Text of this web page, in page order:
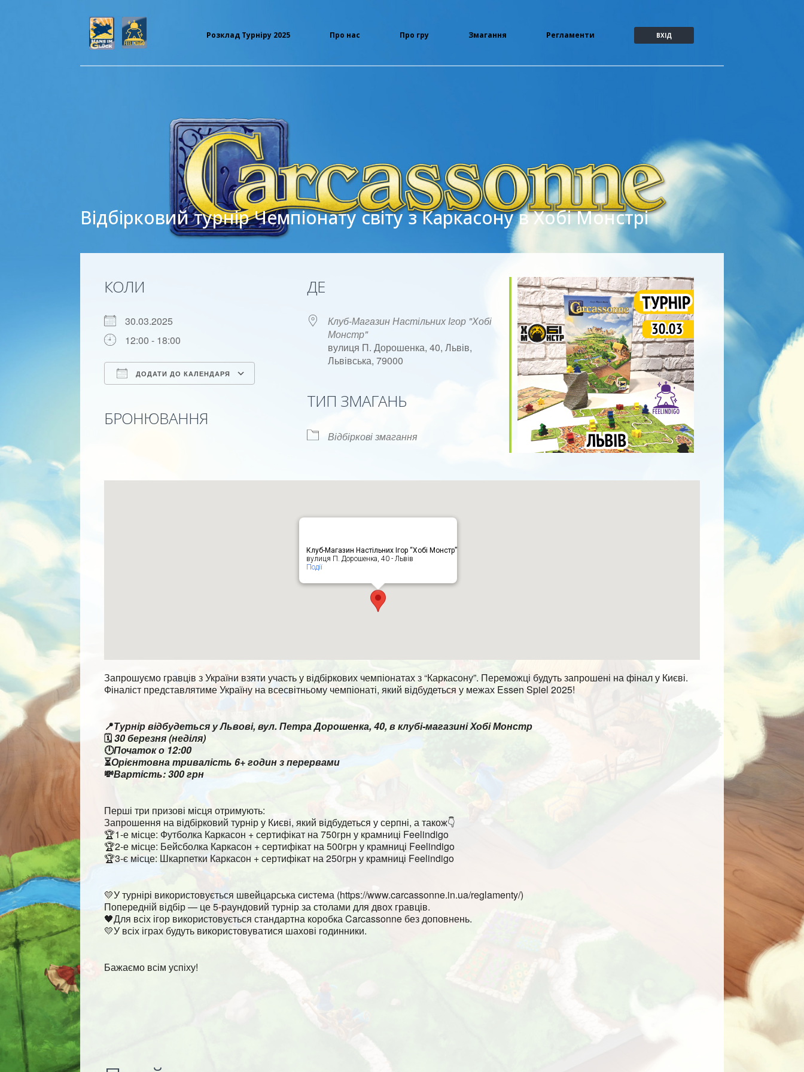
Розклад Турніру 2025 Про нас Про гру Змагання Регламенти ВХІД
Відбірковий турнір Чемпіонату світу з Каркасону в Хобі Монстрі
КОЛИ
30.03.2025
12:00 - 18:00
ДОДАТИ ДО КАЛЕНДАРЯ
БРОНЮВАННЯ
ДЕ
Клуб-Магазин Настільних Ігор "Хобі
Монстр"
вулиця П. Дорошенка, 40, Львів,
Львівська, 79000
ТИП ЗМАГАНЬ
Відбіркові змагання
Клуб-Магазин Настільних Ігор “Хобі Монстр”
вулиця П. Дорошенка, 40 - Львів
Події
Запрошуємо гравців з України взяти участь у відбіркових чемпіонатах з “Каркасону”. Переможці будуть запрошені на фінал у Києві.
Фіналіст представлятиме Україну на всесвітньому чемпіонаті, який відбудеться у межах Essen Spiel 2025!
📍Турнір відбудеться у Львові, вул. Петра Дорошенка, 40, в клубі-магазині Хобі Монстр
🗓30 березня (неділя)
🕛Початок о 12:00
⏳Орієнтовна тривалість 6+ годин з перервами
💸Вартість: 300 грн
Перші три призові місця отримують:
Запрошення на відбірковий турнір у Києві, який відбудеться у серпні, а також👇
🏆1-е місце: Футболка Каркасон + сертифікат на 750грн у крамниці Feelindigo
🏆2-е місце: Бейсболка Каркасон + сертифікат на 500грн у крамниці Feelindigo
🏆3-є місце: Шкарпетки Каркасон + сертифікат на 250грн у крамниці Feelindigo
💛У турнірі використовується швейцарська система (https://www.carcassonne.in.ua/reglamenty/)
Попередній відбір — це 5-раундовий турнір за столами для двох гравців.
🖤Для всіх ігор використовується стандартна коробка Carcassonne без доповнень.
💛У всіх іграх будуть використовуватися шахові годинники.
Бажаємо всім успіху!